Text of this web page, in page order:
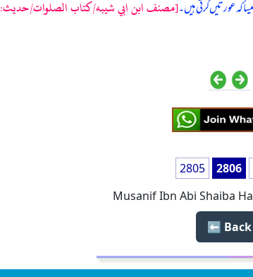
کہ عورتیں کرتی ہیں۔[مصنف ابن ابي شيبه/كتاب الصلوات/حدیث: 2806]
2805 2806
Musanif Ibn Abi Shaiba
Back ⬅️